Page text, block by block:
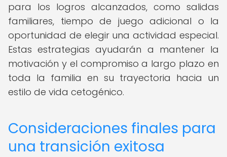
para los logros alcanzados, como salidas
familiares, tiempo de juego adicional o la
oportunidad de elegir una actividad especial.
Estas estrategias ayudarán a mantener la
motivación y el compromiso a largo plazo en
toda la familia en su trayectoria hacia un
estilo de vida cetogénico.
Consideraciones finales para
una transición exitosa